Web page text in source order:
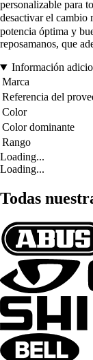
personalizable para
desactivar el
potencia óptima y
reposamanos, que
Información
Marca
Referencia del
Color
Color dominante
Rango
Loading...
Loading...
Todas